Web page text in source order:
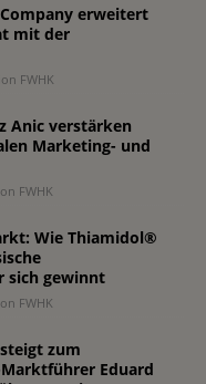
erweitert
mit der
FWHK
Anic verstärken
Marketing- und
FWHK
Wie Thiamidol®
sich gewinnt
FWHK
zum
Eduard